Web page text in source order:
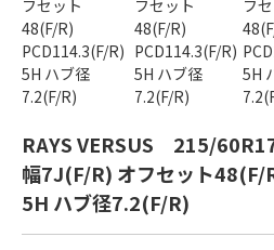
RAYS VERSUS 215/
幅7J(F/R) オフセット48(F/
5H ハブ径7.2(F/R)